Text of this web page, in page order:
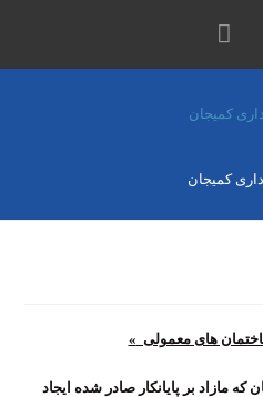
کمیجان
های معمولی «
مازاد بر پایانکار صادر شده ایجاد